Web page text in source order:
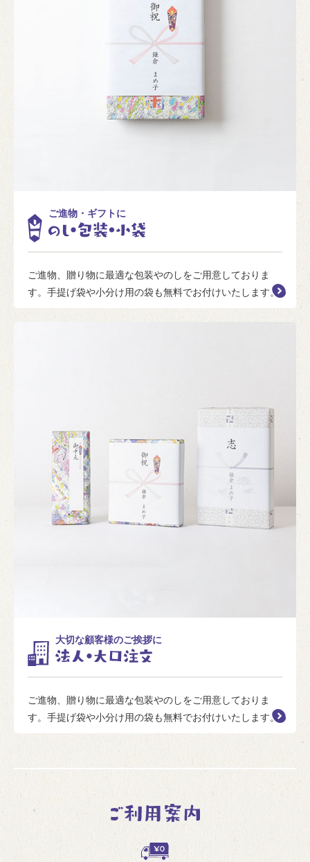
ご進物・ギフトに
ご進物、贈り物に最適な包装やのしをご用意しておりま
す。手提げ袋や小分け用の袋も無料でお付けいたします。
大切な顧客様のご挨拶に
ご進物、贈り物に最適な包装やのしをご用意しておりま
す。手提げ袋や小分け用の袋も無料でお付けいたします。